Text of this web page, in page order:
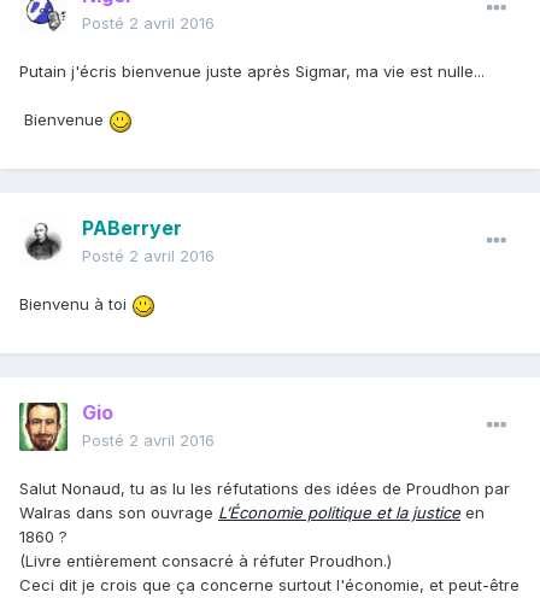
Posté 2 avril 2016
Putain j'écris bienvenue juste après Sigmar, ma vie est nulle...
Bienvenue
PABerryer
Posté 2 avril 2016
Bienvenu à toi
Gio
Posté 2 avril 2016
Salut Nonaud, tu as lu les réfutations des idées de Proudhon par
Walras dans son ouvrage L’Économie politique et la justice en
1860 ?
(Livre entièrement consacré à réfuter Proudhon.)
Ceci dit je crois que ça concerne surtout l'économie, et peut-être